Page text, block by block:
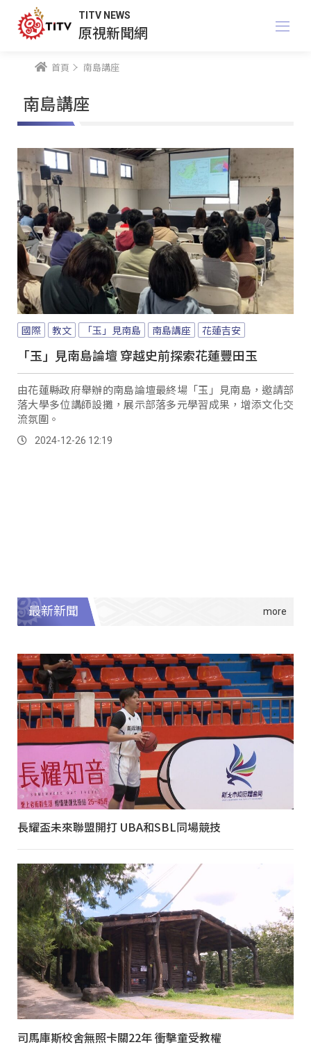
TITV NEWS
原視新聞網
首頁 南島講座
南島講座
國際 教文 「玉」見南島 南島講座 花蓮吉安
「玉」見南島論壇 穿越史前探索花蓮豐田玉
由花蓮縣政府舉辦的南島論壇最終場「玉」見南島，邀請部
落大學多位講師設攤，展示部落多元學習成果，增添文化交
流氛圍。
2024-12-26 12:19
最新新聞
長耀盃未來聯盟開打 UBA和SBL同場競技
司馬庫斯校舍無照卡關22年 衝擊童受教權